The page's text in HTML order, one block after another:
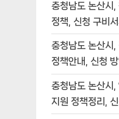
충청남도 논산시,
정책, 신청 구비
충청남도 논산시,
정책안내, 신청
충청남도 논산시,
지원 정책정리,